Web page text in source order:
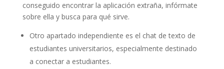
conseguido encontrar la aplicación extraña, infórmate
sobre ella y busca para qué sirve.
Otro apartado independiente es el chat de texto de
estudiantes universitarios, especialmente destinado
a conectar a estudiantes.